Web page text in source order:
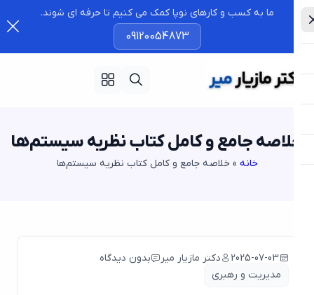
ما به کسب و کارهای نوپا کمک می کنیم تا حرفه ای شوند.
09120054873
جامع و کامل کتاب نظریه سیستم‌ها
»خلاصه جامع و کامل کتاب نظریه سیستم‌ها
2025-07-03 دکتر مازیار میر
بدون دیدگاه
مدیریت و رهبری